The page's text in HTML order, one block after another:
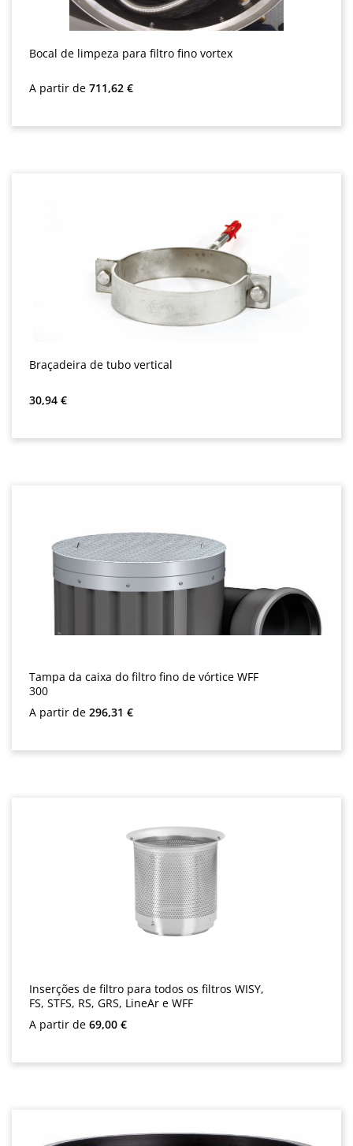
Bocal de limpeza para filtro fino vortex
Preço normal:
A partir de 711,62 €
Braçadeira de tubo vertical
Preço normal:
30,94 €
Tampa da caixa do filtro fino de vórtice WFF
300
Preço normal:
A partir de 296,31 €
Inserções de filtro para todos os filtros WISY,
FS, STFS, RS, GRS, LineAr e WFF
Preço normal:
A partir de 69,00 €